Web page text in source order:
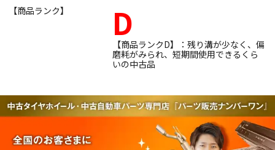
【商品ランク】
D
【商品ランクD】：残り溝が少なく、偏
磨耗がみられ、短期間使用できるくら
いの中古品